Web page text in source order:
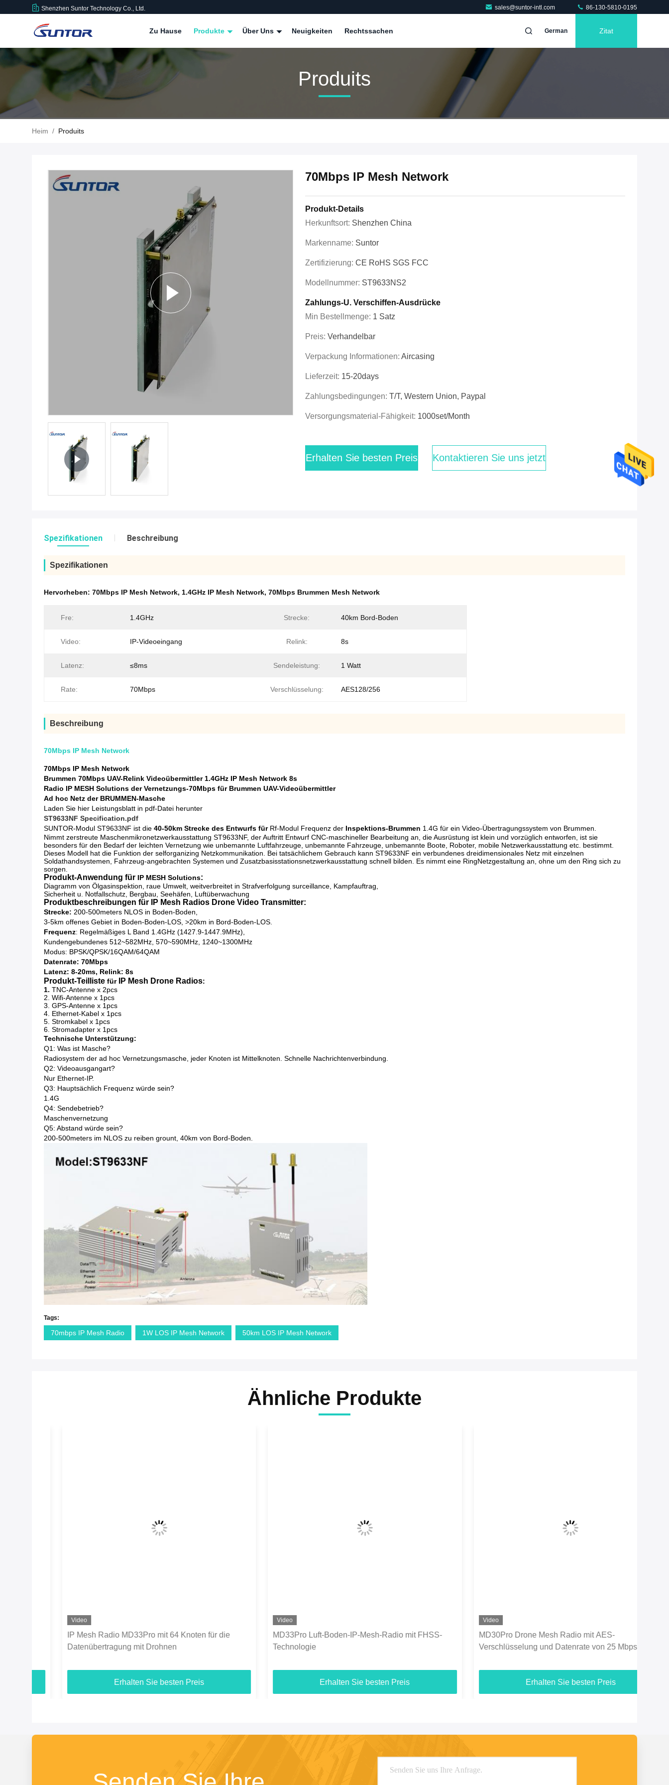
Shenzhen Suntor Technology Co., Ltd. sales@suntor-intl.com 86-130-5810-0195
Zu Hause Produkte Über Uns Neuigkeiten Rechtssachen German Zitat
Produits
Heim / Produits
70Mbps IP Mesh Network
Produkt-Details
Herkunftsort: Shenzhen China
Markenname: Suntor
Zertifizierung: CE RoHS SGS FCC
Modellnummer: ST9633NS2
Zahlungs-U. Verschiffen-Ausdrücke
Min Bestellmenge: 1 Satz
Preis: Verhandelbar
Verpackung Informationen: Aircasing
Lieferzeit: 15-20days
Zahlungsbedingungen: T/T, Western Union, Paypal
Versorgungsmaterial-Fähigkeit: 1000set/Month
Erhalten Sie besten Preis Kontaktieren Sie uns jetzt
Spezifikationen Beschreibung
Spezifikationen
Hervorheben: 70Mbps IP Mesh Network, 1.4GHz IP Mesh Network, 70Mbps Brummen Mesh Network
Fre: 1.4GHz Strecke: 40km Bord-Boden
Video: IP-Videoeingang Relink: 8s
Latenz: ≤8ms Sendeleistung: 1 Watt
Rate: 70Mbps Verschlüsselung: AES128/256
Beschreibung
70Mbps IP Mesh Network
70Mbps IP Mesh Network
Brummen 70Mbps UAV-Relink Videoübermittler 1.4GHz IP Mesh Network 8s
Radio IP MESH Solutions der Vernetzungs-70Mbps für Brummen UAV-Videoübermittler
Ad hoc Netz der BRUMMEN-Masche
Laden Sie hier Leistungsblatt in pdf-Datei herunter
ST9633NF Specification.pdf
SUNTOR-Modul ST9633NF ist die 40-50km Strecke des Entwurfs fürRf-Modul Frequenz der Inspektions-Brummen 1.4G für ein Video-Übertragungssystem von Brummen.
Nimmt zerstreute Maschenmikronetzwerkausstattung ST9633NF, der Auftritt Entwurf CNC-maschineller Bearbeitung an, die Ausrüstung ist klein und vorzüglich entworfen, ist sie
besonders für den Bedarf der leichten Vernetzung wie unbemannte Luftfahrzeuge, unbemannte Fahrzeuge, unbemannte Boote, Roboter, mobile Netzwerkausstattung etc. bestimmt.
Dieses Modell hat die Funktion der selforganizing Netzkommunikation. Bei tatsächlichem Gebrauch kann ST9633NF ein verbundenes dreidimensionales Netz mit einzelnen
Soldathandsystemen, Fahrzeug-angebrachten Systemen und Zusatzbasisstationsnetzwerkausstattung schnell bilden. Es nimmt eine RingNetzgestaltung an, ohne um den Ring sich zu
sorgen.
Produkt-Anwendung für IP MESH Solutions:
Diagramm von Ölgasinspektion, raue Umwelt, weitverbreitet in Strafverfolgung surceillance, Kampfauftrag,
Sicherheit u. Notfallschutz, Bergbau, Seehäfen, Luftüberwachung
Produktbeschreibungen für IP Mesh Radios Drone Video Transmitter:
Strecke: 200-500meters NLOS in Boden-Boden,
3-5km offenes Gebiet in Boden-Boden-LOS, >20km in Bord-Boden-LOS.
Frequenz: Regelmäßiges L Band 1.4GHz (1427.9-1447.9MHz),
Kundengebundenes 512~582MHz, 570~590MHz, 1240~1300MHz
Modus: BPSK/QPSK/16QAM/64QAM
Datenrate: 70Mbps
Latenz: 8-20ms, Relink: 8s
Produkt-Teilliste für IP Mesh Drone Radios:
1. TNC-Antenne x 2pcs
2. Wifi-Antenne x 1pcs
3. GPS-Antenne x 1pcs
4. Ethernet-Kabel x 1pcs
5. Stromkabel x 1pcs
6. Stromadapter x 1pcs
Technische Unterstützung:
Q1: Was ist Masche?
Radiosystem der ad hoc Vernetzungsmasche, jeder Knoten ist Mittelknoten. Schnelle Nachrichtenverbindung.
Q2: Videoausgangart?
Nur Ethernet-IP.
Q3: Hauptsächlich Frequenz würde sein?
1.4G
Q4: Sendebetrieb?
Maschenvernetzung
Q5: Abstand würde sein?
200-500meters im NLOS zu reiben grount, 40km von Bord-Boden.
Tags:
70mbps IP Mesh Radio 1W LOS IP Mesh Network 50km LOS IP Mesh Network
Ähnliche Produkte
IP Mesh Radio MD33Pro mit 64 Knoten für die
Datenübertragung mit Drohnen
Erhalten Sie besten Preis
MD33Pro Luft-Boden-IP-Mesh-Radio mit FHSS-
Technologie
Erhalten Sie besten Preis
MD30Pro Drone Mesh Radio mit AES-
Verschlüsselung und Datenrate von 25 Mbps
Erhalten Sie besten Preis